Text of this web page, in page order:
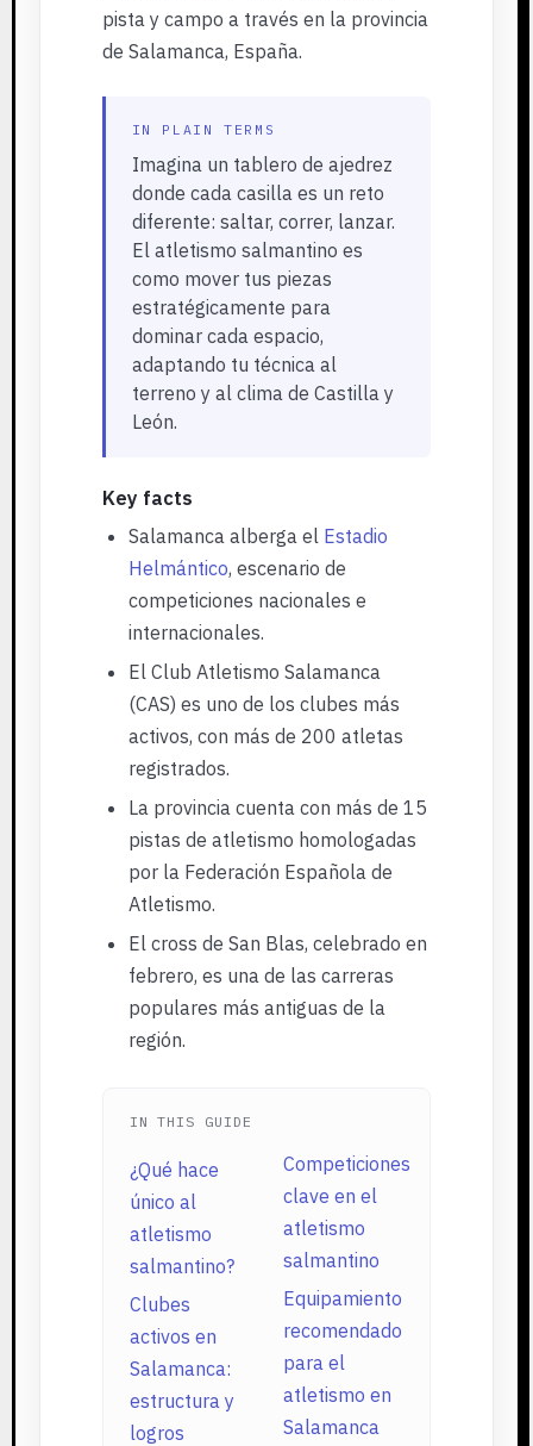
pista y campo a través en la provincia
de Salamanca, España.
IN PLAIN TERMS
Imagina un tablero de ajedrez
donde cada casilla es un reto
diferente: saltar, correr, lanzar.
El atletismo salmantino es
como mover tus piezas
estratégicamente para
dominar cada espacio,
adaptando tu técnica al
terreno y al clima de Castilla y
León.
Key facts
Salamanca alberga el Estadio
Helmántico, escenario de
competiciones nacionales e
internacionales.
El Club Atletismo Salamanca
(CAS) es uno de los clubes más
activos, con más de 200 atletas
registrados.
La provincia cuenta con más de 15
pistas de atletismo homologadas
por la Federación Española de
Atletismo.
El cross de San Blas, celebrado en
febrero, es una de las carreras
populares más antiguas de la
región.
IN THIS GUIDE
¿Qué hace
único al
atletismo
salmantino?
Clubes
activos en
Salamanca:
estructura y
logros
Competiciones
clave en el
atletismo
salmantino
Equipamiento
recomendado
para el
atletismo en
Salamanca